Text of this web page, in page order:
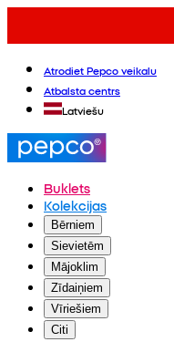
Atrodiet Pepco veikalu
Atbalsta centrs
Latviešu
Buklets
Kolekcijas
Bērniem
Sievietēm
Mājoklim
Zīdaiņiem
Vīriešiem
Citi